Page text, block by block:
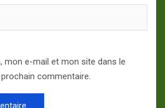
mon e-mail et mon site dans le
commentaire.